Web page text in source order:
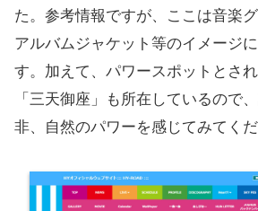
た。参考情報ですが、ここは音楽
アルバムジャケット等のイメージ
す。加えて、パワースポットとさ
「三天御座」も所在しているので
非、自然のパワーを感じてみてくだ